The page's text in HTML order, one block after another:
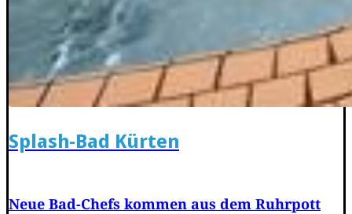
Splash-Bad Kürten
Neue Bad-Chefs kommen aus dem Ruhrpott